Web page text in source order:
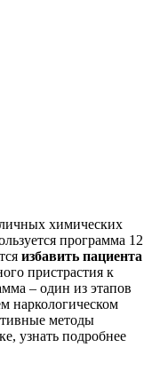
химических
программа 12
избавить пациента
пристрастия к
– один из этапов
наркологическом
методы
узнать подробнее